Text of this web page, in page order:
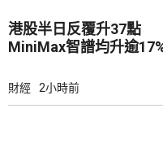
港股半日反覆升37點
MiniMax智譜均升逾
財經 2小時前